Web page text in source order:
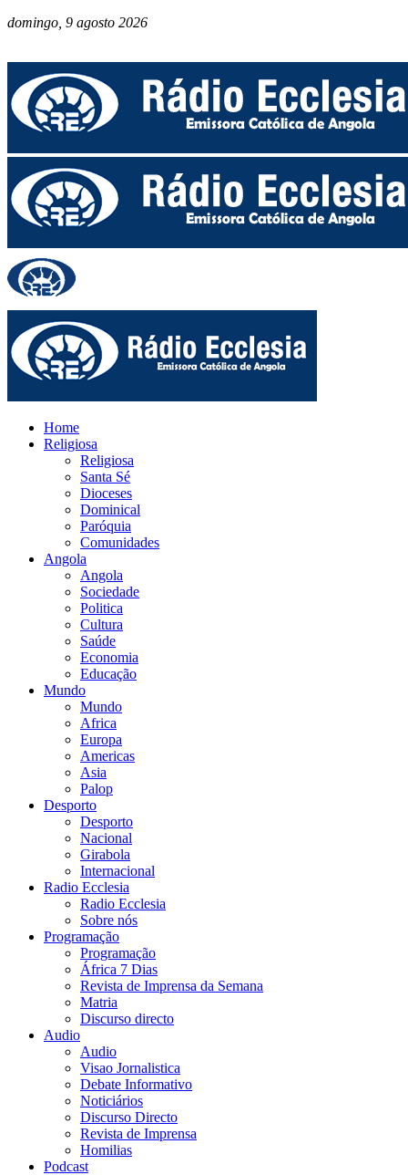
domingo, 9 agosto 2026
Home
Religiosa
Religiosa
Santa Sé
Dioceses
Dominical
Paróquia
Comunidades
Angola
Angola
Sociedade
Politica
Cultura
Saúde
Economia
Educação
Mundo
Mundo
Africa
Europa
Americas
Asia
Palop
Desporto
Desporto
Nacional
Girabola
Internacional
Radio Ecclesia
Radio Ecclesia
Sobre nós
Programação
Programação
África 7 Dias
Revista de Imprensa da Semana
Matria
Discurso directo
Audio
Audio
Visao Jornalistica
Debate Informativo
Noticiários
Discurso Directo
Revista de Imprensa
Homilias
Podcast